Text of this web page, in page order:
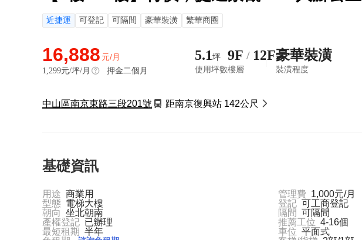
近捷運 可登記 可隔間 豪華裝潢 繁華商圈
16,888 元/月
1,299元/坪/月 押金二個月
5.1坪
使用坪數
9F / 12F
樓層
豪華裝潢
裝潢程度
中山區南京東路三段201號 距南京復興站 142公尺
基礎資訊
用途 商業用
型態 電梯大樓
朝向 坐北朝南
產權登記 已辦理
最短租期 半年
管理費 1,000元/月
登記 可工商登記
隔間 可隔間
推薦工位 4-16個
車位 平面式